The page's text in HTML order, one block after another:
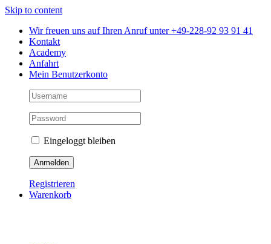
Skip to content
Wir freuen uns auf Ihren Anruf unter +49-228-92 93 91 41
Kontakt
Academy
Anfahrt
Mein Benutzerkonto
Eingeloggt bleiben
Registrieren
Warenkorb